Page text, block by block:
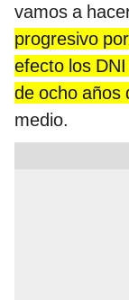
vamos a
progresivo
efecto los
de ocho años
medio.